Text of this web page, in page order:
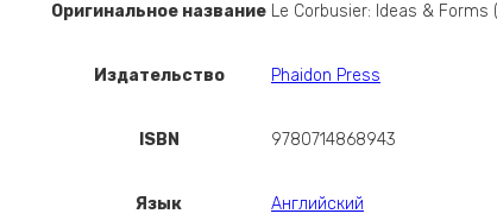
Оригинальное название Le Corbusier: Ideas & Forms
Издательство Phaidon Press
ISBN 9780714868943
Язык Английский